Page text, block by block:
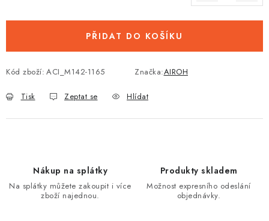
PŘIDAT DO KOŠÍKU
Kód zboží: ACI_M142-1165 Značka:AIROH
Tisk Zeptat se Hlídat
Nákup na splátky
Na splátky můžete zakoupit i více
zboží najednou.
Produkty skladem
Možnost expresního odeslání
objednávky.